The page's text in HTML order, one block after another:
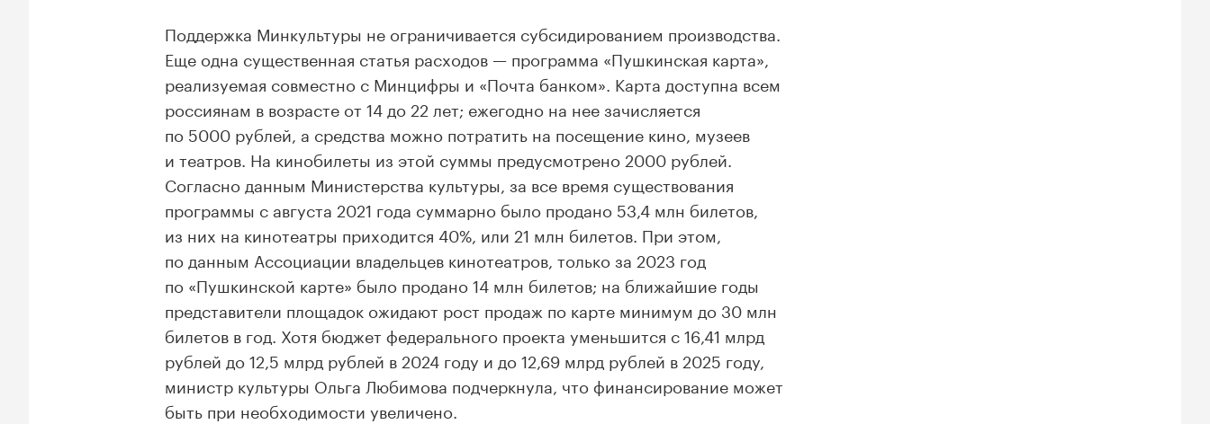
Поддержка Минкультуры не ограничивается субсидированием производства.
Еще одна существенная статья расходов — программа «Пушкинская карта»,
реализуемая совместно с Минцифры и «Почта банком». Карта доступна всем
россиянам в возрасте от 14 до 22 лет; ежегодно на нее зачисляется
по 5000 рублей, а средства можно потратить на посещение кино, музеев
и театров. На кинобилеты из этой суммы предусмотрено 2000 рублей.
Согласно данным Министерства культуры, за все время существования
программы с августа 2021 года суммарно было продано 53,4 млн билетов,
из них на кинотеатры приходится 40%, или 21 млн билетов. При этом,
по данным Ассоциации владельцев кинотеатров, только за 2023 год
по «Пушкинской карте» было продано 14 млн билетов; на ближайшие годы
представители площадок ожидают рост продаж по карте минимум до 30 млн
билетов в год. Хотя бюджет федерального проекта уменьшится с 16,41 млрд
рублей до 12,5 млрд рублей в 2024 году и до 12,69 млрд рублей в 2025 году,
министр культуры Ольга Любимова подчеркнула, что финансирование может
быть при необходимости увеличено.